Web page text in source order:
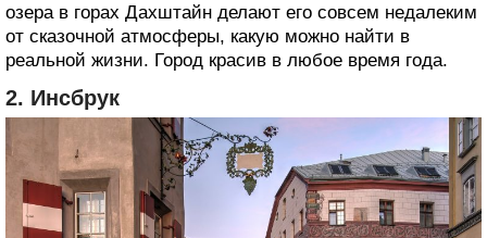
озера в горах Дахштайн делают его совсем недалеким
от сказочной атмосферы, какую можно найти в
реальной жизни. Город красив в любое время года.
2. Инсбрук